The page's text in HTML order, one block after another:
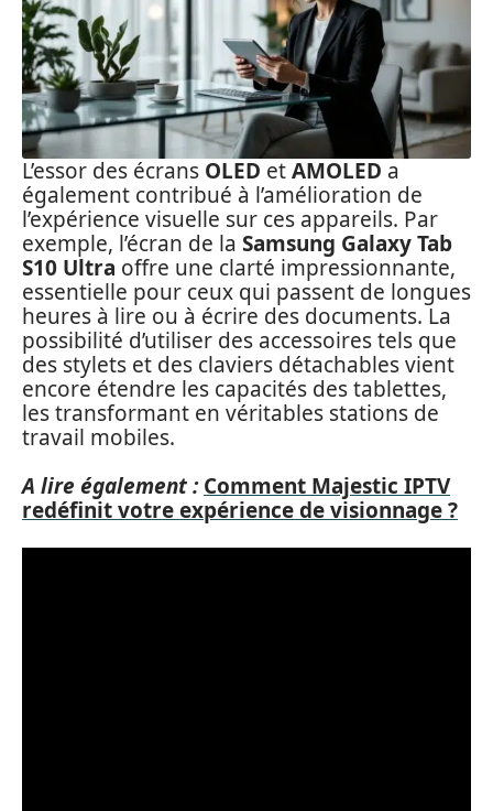
L’essor des écrans OLED etAMOLED a
également contribué à l’amélioration de
l’expérience visuelle sur ces appareils. Par
exemple, l’écran de la Samsung Galaxy Tab
S10 Ultra offre une clarté impressionnante,
essentielle pour ceux qui passent de longues
heures à lire ou à écrire des documents. La
possibilité d’utiliser des accessoires tels que
des stylets et des claviers détachables vient
encore étendre les capacités des tablettes,
les transformant en véritables stations de
travail mobiles.
A lire également : Comment Majestic IPTV
redéfinit votre expérience de visionnage ?